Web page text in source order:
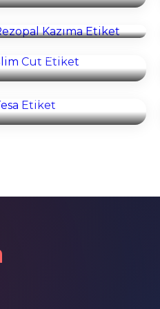
Slim Cut Etiket
İncele
Tesa Etiket
İncele